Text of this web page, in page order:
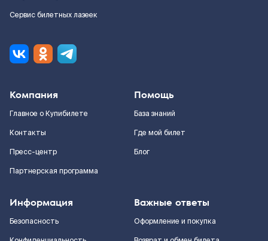
Сервис билетных лазеек
Компания
Главное о Купибилете
Контакты
Пресс-центр
Партнерская программа
Помощь
База знаний
Где мой билет
Блог
Информация
Безопасность
Важные ответы
Оформление и покупка